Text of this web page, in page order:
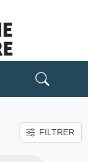
FILTRER